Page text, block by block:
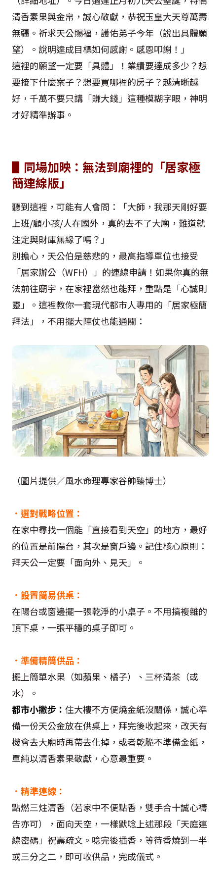
清香素果與金帛，誠心敬獻，恭祝玉皇大天尊萬壽
無疆。祈求天公賜福，護佑弟子今年（說出具體願
望）。說明達成目標如何感謝。感恩叩謝！」
這裡的願望一定要「具體」！業績要達成多少？想
要接下什麼案子？想要買哪裡的房子？越清晰越
好，千萬不要只講「賺大錢」這種模糊字眼，神明
才好精準辦事。
▋同場加映：無法到廟裡的「居家極
簡連線版」
聽到這裡，可能有人會問：「大師，我那天剛好要
上班/顧小孩/人在國外，真的去不了大廟，難道就
注定與財庫無緣了嗎？」
別擔心，天公伯是慈悲的，最高指導單位也接受
「居家辦公（WFH）」的連線申請！如果你真的無
法前往廟宇，在家裡當然也能拜，重點是「心誠則
靈」。這裡教你一套現代都市人專用的「居家極簡
拜法」，不用擺大陣仗也能通關：
（圖片提供／風水命理專家谷帥臻博士）
．選對戰略位置：
在家中尋找一個能「直接看到天空」的地方，最好
的位置是前陽台，其次是窗戶邊。記住核心原則：
拜天公一定要「面向外、見天」。
．設置簡易供桌：
在陽台或窗邊擺一張乾淨的小桌子。不用搞複雜的
頂下桌，一張平穩的桌子即可。
．準備精簡供品：
擺上簡單水果（如蘋果、橘子）、三杯清茶（或
水）。
都市小撇步： 住大樓不方便燒金紙沒關係，誠心準
備一份天公金放在供桌上，拜完後收起來，改天有
機會去大廟時再帶去化掉，或者乾脆不準備金紙，
單純以清香素果敬獻，心意最重要。
．精準連線：
點燃三炷清香（若家中不便點香，雙手合十誠心禱
告亦可），面向天空，一樣默唸上述那段「天庭連
線密碼」祝壽疏文。唸完後插香，等待香燒到一半
或三分之二，即可收供品，完成儀式。